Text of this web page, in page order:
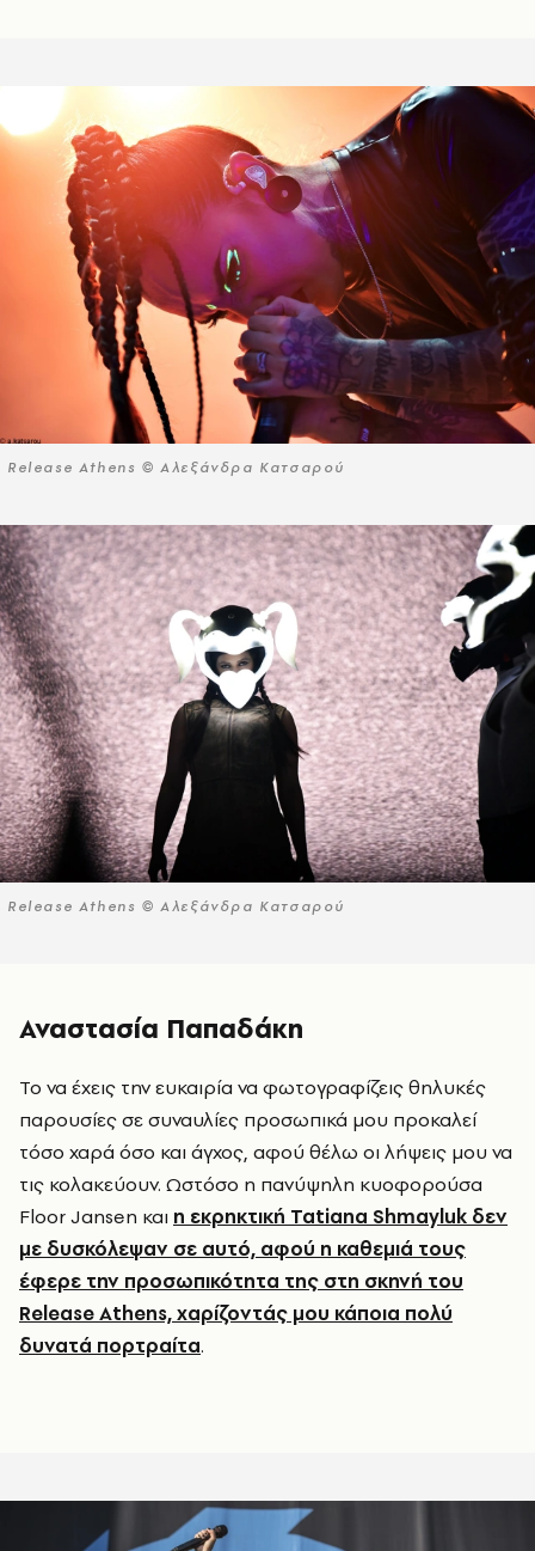
Release Athens © Αλεξάνδρα Κατσαρού
Release Athens © Αλεξάνδρα Κατσαρού
Αναστασία Παπαδάκη
Το να έχεις την ευκαιρία να φωτογραφίζεις θηλυκές
παρουσίες σε συναυλίες προσωπικά μου προκαλεί
τόσο χαρά όσο και άγχος, αφού θέλω οι λήψεις μου να
τις κολακεύουν. Ωστόσο η πανύψηλη κυοφορούσα
Floor Jansen και η εκρηκτική Tatiana Shmayluk δεν
με δυσκόλεψαν σε αυτό, αφού η καθεμιά τους
έφερε την προσωπικότητα της στη σκηνή του
Release Athens, χαρίζοντάς μου κάποια πολύ
δυνατά πορτραίτα.